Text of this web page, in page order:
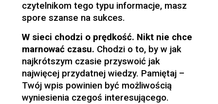
czytelnikom tego typu informacje, masz
spore szanse na sukces.
W sieci chodzi o prędkość. Nikt nie chce
marnować czasu. Chodzi o to, by w jak
najkrótszym czasie przyswoić jak
najwięcej przydatnej wiedzy. Pamiętaj –
Twój wpis powinien być możliwością
wyniesienia czegoś interesującego.